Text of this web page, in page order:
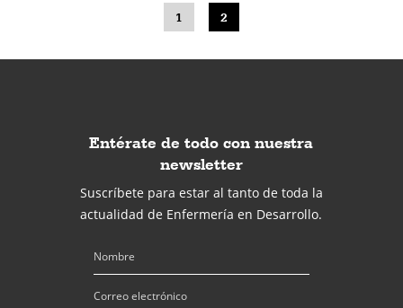
1 2
Entérate de todo con nuestra
newsletter
Suscríbete para estar al tanto de toda la
actualidad de Enfermería en Desarrollo.